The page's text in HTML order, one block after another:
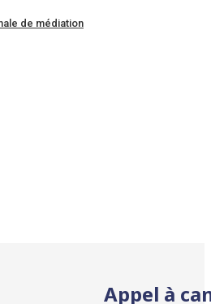
de médiation
Appel à